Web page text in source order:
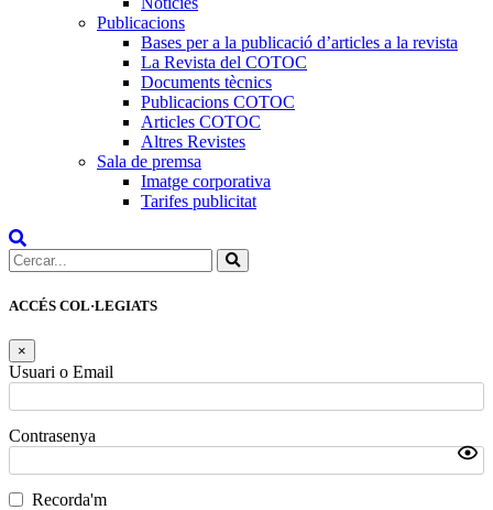
Publicacions
Bases per a la publicació d’articles a la revista
La Revista del COTOC
Documents tècnics
Publicacions COTOC
Articles COTOC
Altres Revistes
Sala de premsa
Imatge corporativa
Tarifes publicitat
Cercar:
ACCÉS COL·LEGIATS
×
Usuari o Email
Contrasenya
Recorda'm